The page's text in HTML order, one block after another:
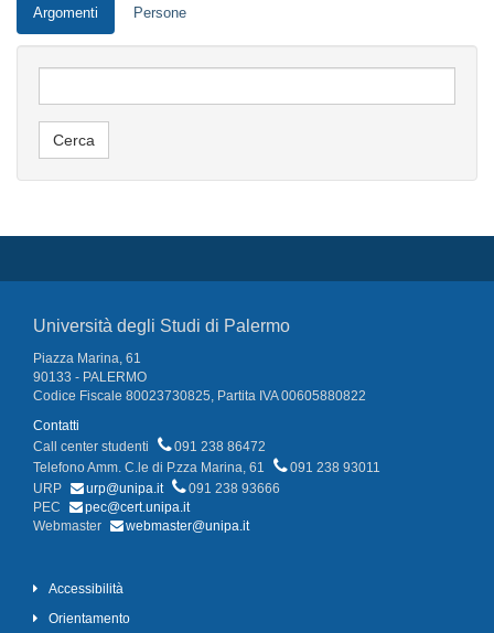
Argomenti Persone
Università degli Studi di Palermo
Piazza Marina, 61
90133 - PALERMO
Codice Fiscale 80023730825, Partita IVA 00605880822
Contatti
Call center studenti
091 238 86472
Telefono Amm. C.le di P.zza Marina, 61
091 238 93011
URP
urp@unipa.it
091 238 93666
PEC
pec@cert.unipa.it
Webmaster
webmaster@unipa.it
Accessibilità
Orientamento